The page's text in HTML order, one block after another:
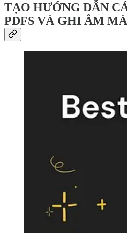
TẠO HƯỚNG DẪN
PDFS VÀ GHI ÂM